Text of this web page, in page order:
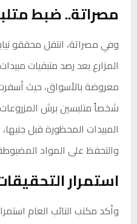
مصراتة.. ضبط
وفي مصراتة، انتقل محققو
المزارع بعد رصد متبقيات
المبيدات المحظورة قبل
والتحفظ على المواد
استمرار
وأكد مكتب النائب العام